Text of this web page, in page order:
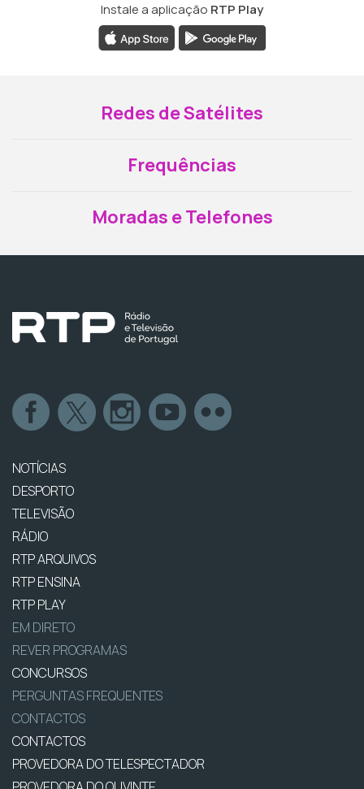
Instale a aplicação RTP Play
Redes de Satélites
Frequências
Moradas e Telefones
NOTÍCIAS
DESPORTO
TELEVISÃO
RÁDIO
RTP ARQUIVOS
RTP ENSINA
RTP PLAY
EM DIRETO
REVER PROGRAMAS
CONCURSOS
PERGUNTAS FREQUENTES
CONTACTOS
CONTACTOS
PROVEDORA DO TELESPECTADOR